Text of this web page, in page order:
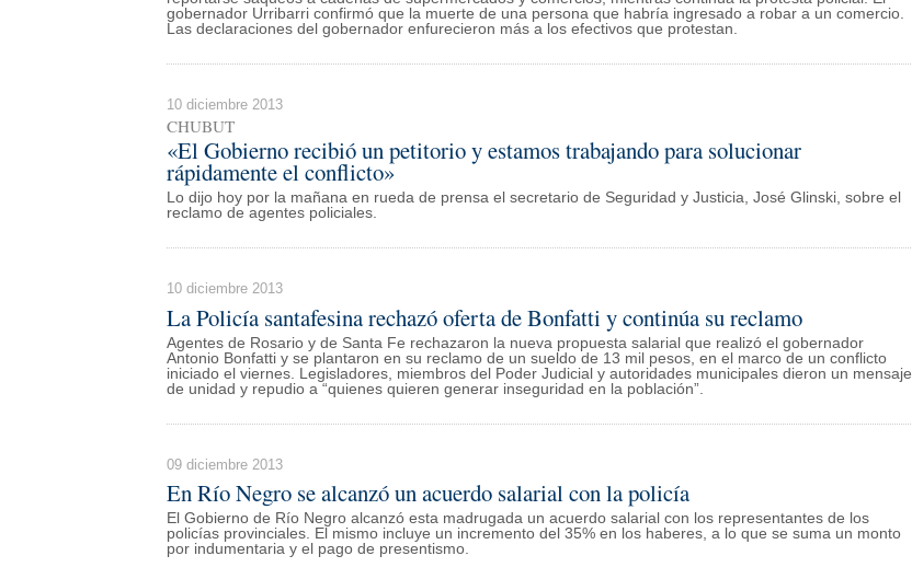
gobernador Urribarri confirmó que la muerte de una persona que habría ingresado a robar a un comercio.
Las declaraciones del gobernador enfurecieron más a los efectivos que protestan.
10 diciembre 2013
CHUBUT
«El Gobierno recibió un petitorio y estamos trabajando para solucionar
rápidamente el conflicto»
Lo dijo hoy por la mañana en rueda de prensa el secretario de Seguridad y Justicia, José Glinski, sobre el
reclamo de agentes policiales.
10 diciembre 2013
La Policía santafesina rechazó oferta de Bonfatti y continúa su reclamo
Agentes de Rosario y de Santa Fe rechazaron la nueva propuesta salarial que realizó el gobernador
Antonio Bonfatti y se plantaron en su reclamo de un sueldo de 13 mil pesos, en el marco de un conflicto
iniciado el viernes. Legisladores, miembros del Poder Judicial y autoridades municipales dieron un mensaje
de unidad y repudio a “quienes quieren generar inseguridad en la población”.
09 diciembre 2013
En Río Negro se alcanzó un acuerdo salarial con la policía
El Gobierno de Río Negro alcanzó esta madrugada un acuerdo salarial con los representantes de los
policías provinciales. El mismo incluye un incremento del 35% en los haberes, a lo que se suma un monto
por indumentaria y el pago de presentismo.